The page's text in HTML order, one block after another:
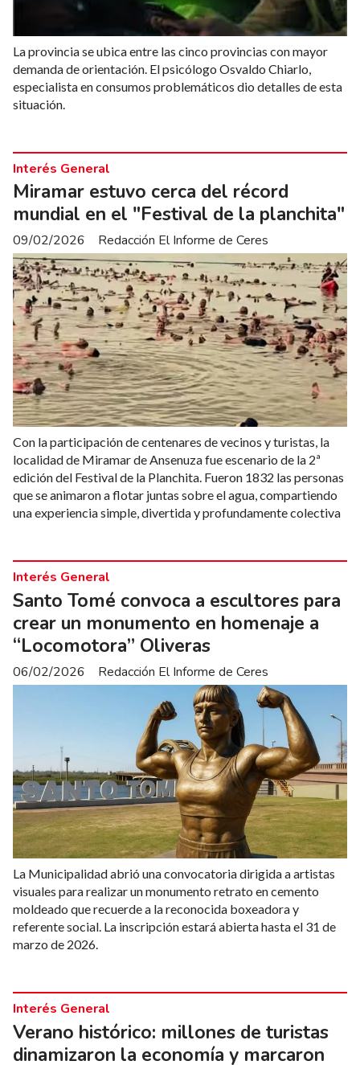
La provincia se ubica entre las cinco provincias con mayor
demanda de orientación. El psicólogo Osvaldo Chiarlo,
especialista en consumos problemáticos dio detalles de esta
situación.
Miramar estuvo cerca del récord
mundial en el "Festival de la planchita"
Redacción El Informe de Ceres
Interés General
09/02/2026
Con la participación de centenares de vecinos y turistas, la
localidad de Miramar de Ansenuza fue escenario de la 2ª
edición del Festival de la Planchita. Fueron 1832 las personas
que se animaron a flotar juntas sobre el agua, compartiendo
una experiencia simple, divertida y profundamente colectiva
Santo Tomé convoca a escultores para
crear un monumento en homenaje a
“Locomotora” Oliveras
Redacción El Informe de Ceres
Interés General
06/02/2026
La Municipalidad abrió una convocatoria dirigida a artistas
visuales para realizar un monumento retrato en cemento
moldeado que recuerde a la reconocida boxeadora y
referente social. La inscripción estará abierta hasta el 31 de
marzo de 2026.
Verano histórico: millones de turistas
dinamizaron la economía y marcaron
Interés General